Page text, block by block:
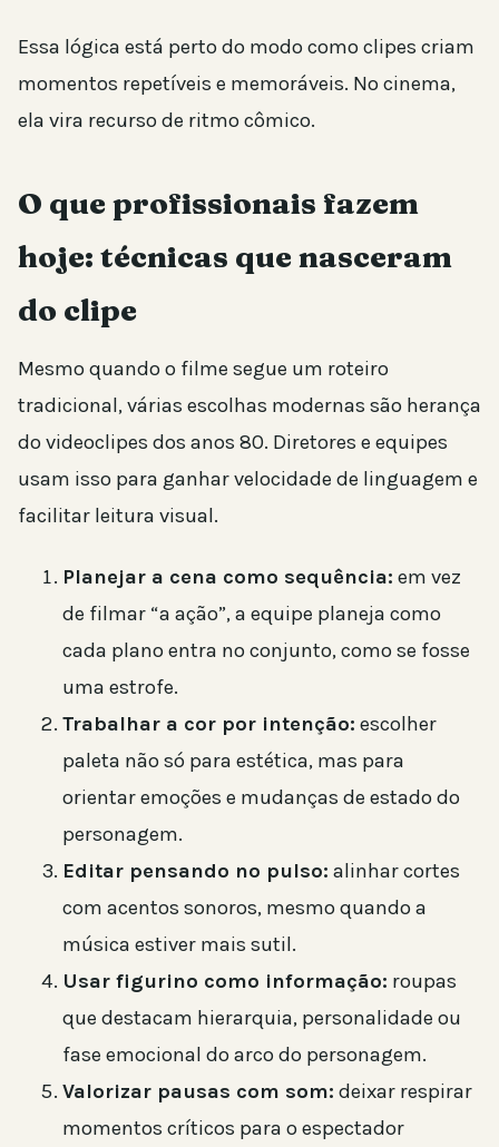
Essa lógica está perto do modo como clipes criam
momentos repetíveis e memoráveis. No cinema,
ela vira recurso de ritmo cômico.
O que profissionais fazem
hoje: técnicas que nasceram
do clipe
Mesmo quando o filme segue um roteiro
tradicional, várias escolhas modernas são herança
do videoclipes dos anos 80. Diretores e equipes
usam isso para ganhar velocidade de linguagem e
facilitar leitura visual.
Planejar a cena como sequência: em vez
de filmar “a ação”, a equipe planeja como
cada plano entra no conjunto, como se fosse
uma estrofe.
Trabalhar a cor por intenção: escolher
paleta não só para estética, mas para
orientar emoções e mudanças de estado do
personagem.
Editar pensando no pulso: alinhar cortes
com acentos sonoros, mesmo quando a
música estiver mais sutil.
Usar figurino como informação: roupas
que destacam hierarquia, personalidade ou
fase emocional do arco do personagem.
Valorizar pausas com som: deixar respirar
momentos críticos para o espectador